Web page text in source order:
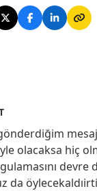
olacaksa hiç
devre
da